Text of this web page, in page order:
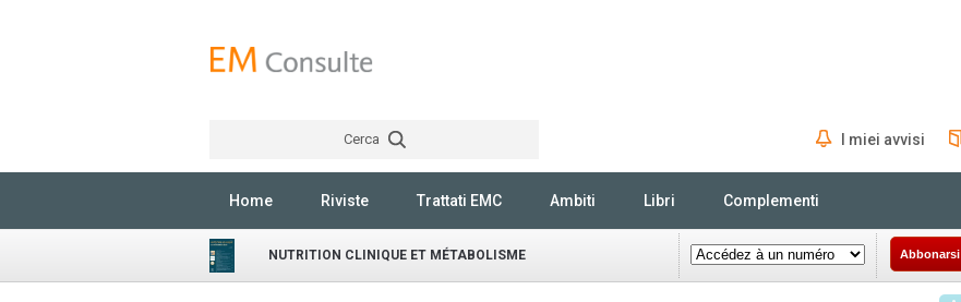
Cerca I miei avvisi
Home Riviste Trattati EMC Ambiti Libri Complementi
NUTRITION CLINIQUE ET MÉTABOLISME Abbonarsi